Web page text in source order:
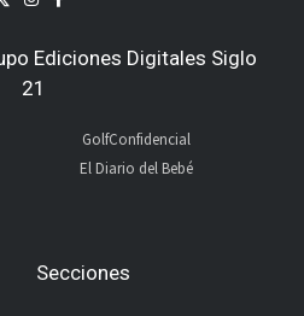
Ediciones Digitales Siglo
21
GolfConfidencial
El Diario del Bebé
Secciones